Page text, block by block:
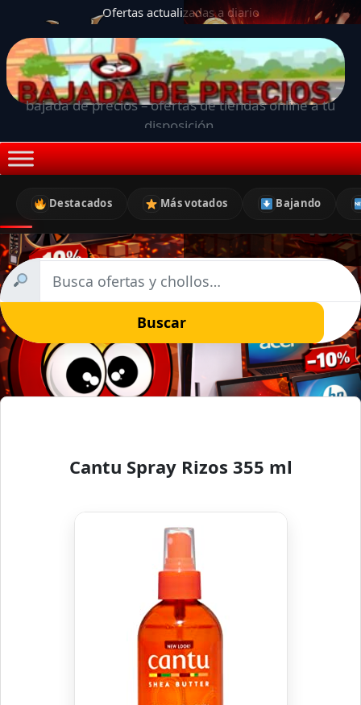
Ofertas actualizadas a diario
bajada de precios – ofertas de tiendas online a tu
disposición.
Destacados Más votados Bajando
Buscar
Cantu Spray Rizos 355 ml